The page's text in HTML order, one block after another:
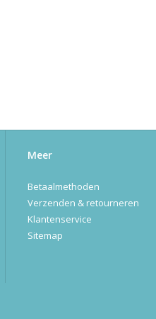
Meer
Betaalmethoden
Verzenden & retourneren
Klantenservice
Sitemap